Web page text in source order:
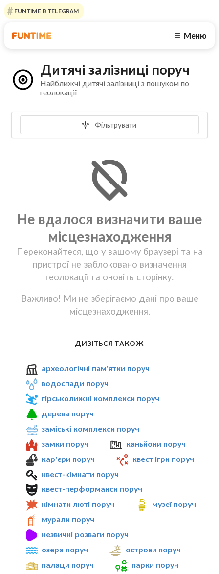
FUNTIME В TELEGRAM
☰ Меню
Дитячі залізниці поруч
Найближчі дитячі залізниці з пошуком по
геолокації
Фільтрувати
Не вдалося визначити ваше
місцезнаходження
Переконайтеся, що у вашому браузері та на
пристрої не заблоковано визначення
геолокації та оновіть сторінку.
Важливо! Ми не зберігаємо дані про ваше
місцезнаходження.
ДИВІТЬСЯ ТАКОЖ
археологічні пам'ятки поруч
водоспади поруч
гірськолижні комплекси поруч
дерева поруч
заміські комплекси поруч
замки поруч
каньйони поруч
кар'єри поруч
квест ігри поруч
квест-кімнати поруч
квест-перформанси поруч
кімнати люті поруч
музеї поруч
мурали поруч
незвичні розваги поруч
озера поруч
острови поруч
палаци поруч
парки поруч